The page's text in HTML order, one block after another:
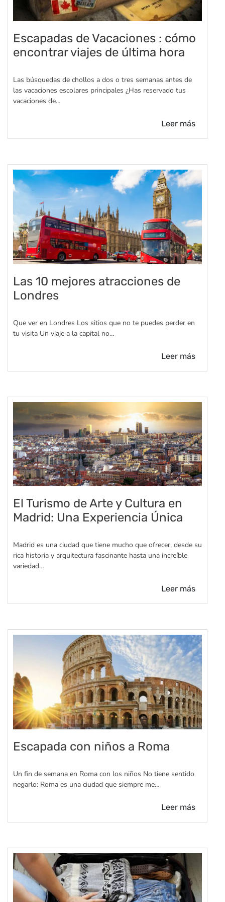
Escapadas de Vacaciones : cómo
encontrar viajes de última hora
Las búsquedas de chollos a dos o tres semanas antes de
las vacaciones escolares principales ¿Has reservado tus
vacaciones de…
Leer más
Las 10 mejores atracciones de
Londres
Que ver en Londres Los sitios que no te puedes perder en
tu visita Un viaje a la capital no…
Leer más
El Turismo de Arte y Cultura en
Madrid: Una Experiencia Única
Madrid es una ciudad que tiene mucho que ofrecer, desde su
rica historia y arquitectura fascinante hasta una increíble
variedad…
Leer más
Escapada con niños a Roma
Un fin de semana en Roma con los niños No tiene sentido
negarlo: Roma es una ciudad que siempre me…
Leer más